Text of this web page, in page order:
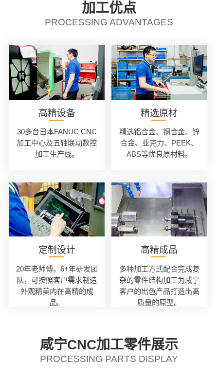
加工优点
PROCESSING ADVANTAGES
高精设备
30多台日本FANUC CNC
加工中心及五轴联动数控
加工生产线。
精选原材
精选铝合金、铜合金、锌
合金、亚克力、PEEK、
ABS等优良原材料。
定制设计
20年老师傅，6+年研发团
队，可按照客户需求制造
外观精美内在高精的成
品。
高精成品
多种加工方式配合完成复
杂的零件结构加工为咸宁
客户的出色产品打造出高
质量的原型。
咸宁CNC加工零件展示
PROCESSING PARTS DISPLAY